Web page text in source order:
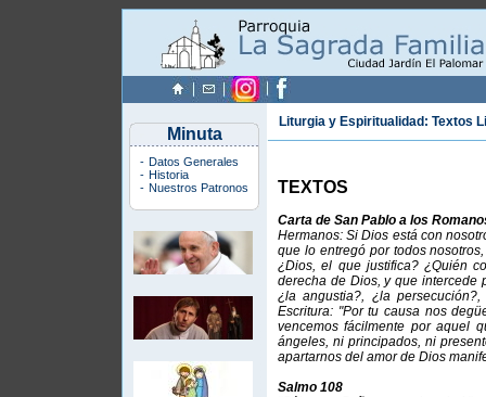
Minuta
- Datos Generales
- Historia
- Nuestros Patronos
Liturgia y Espiritualidad: Textos
TEXTOS
Carta de San Pablo a los
Hermanos: Si Dios está con
que lo entregó por todos
¿Dios, el que justifica? ¿Quién
derecha de Dios, y que intercede
¿la angustia?, ¿la
Escritura: "Por tu causa nos
vencemos fácilmente por aquel
ángeles, ni principados, ni
apartarnos del amor de Dios
Salmo 108